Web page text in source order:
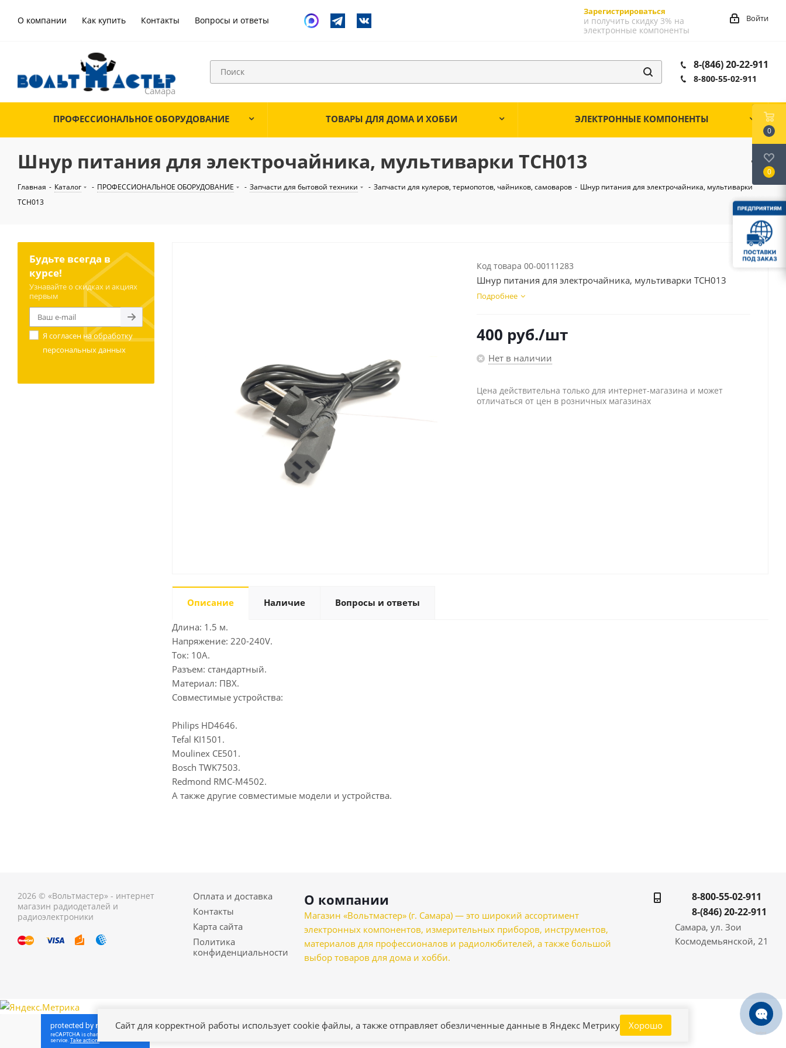
О компании Как купить Контакты Вопросы и ответы
Зарегистрироваться
и получить скидку 3% на
электронные компоненты
Войти
8-(846) 20-22-911
8-800-55-02-911
ПРОФЕССИОНАЛЬНОЕ ОБОРУДОВАНИЕ ТОВАРЫ ДЛЯ ДОМА И ХОББИ ЭЛЕКТРОННЫЕ КОМПОНЕНТЫ
Шнур питания для электрочайника, мультиварки TCH013
Главная - Каталог - ПРОФЕССИОНАЛЬНОЕ ОБОРУДОВАНИЕ - Запчасти для бытовой техники - Запчасти для кулеров, термопотов, чайников, самоваров - Шнур питания для электрочайника, мультиварки
TCH013
Код товара 00-00111283
Шнур питания для электрочайника, мультиварки TCH013
Подробнее
400 руб./шт
Нет в наличии
Цена действительна только для интернет-магазина и может
отличаться от цен в розничных магазинах
Описание Наличие Вопросы и ответы
Длина: 1.5 м.
Напряжение: 220-240V.
Ток: 10A.
Разъем: стандартный.
Материал: ПВХ.
Совместимые устройства:
Philips HD4646.
Tefal KI1501.
Moulinex CE501.
Bosch TWK7503.
Redmond RMC-M4502.
А также другие совместимые модели и устройства.
Будьте всегда в
курсе!
Узнавайте о скидках и акциях
первым
Я согласен наобработку
персональных данных
2026 © «Вольтмастер» - интернет
магазин радиодеталей и
радиоэлектроники
Оплата и доставка
Контакты
Карта сайта
Политика
конфиденциальности
О компании
Магазин «Вольтмастер» (г. Самара) — это широкий ассортимент
электронных компонентов, измерительных приборов, инструментов,
материалов для профессионалов и радиолюбителей, а также большой
выбор товаров для дома и хобби.
8-800-55-02-911
8-(846) 20-22-911
Самара, ул. Зои
Космодемьянской, 21
0
0
Сайт для корректной работы использует cookie файлы, а также отправляет обезличенные данные в Яндекс Метрику Хорошо